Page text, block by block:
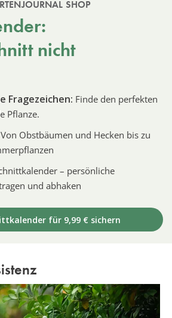
SHOP
nicht
Fragezeichen: Finde den perfekten
Pflanze.
Von Obstbäumen und Hecken bis zu
– persönliche
und abhaken
für 9,99 € sichern